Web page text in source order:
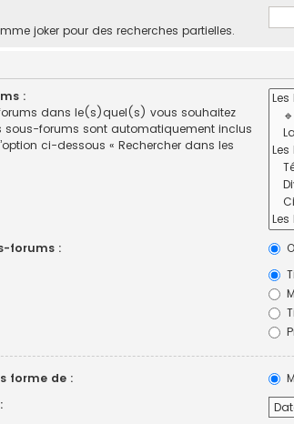
joker pour des recherches partielles.
:
dans le(s)quel(s) vous souhaitez
sous-forums sont automatiquement inclus
ci-dessous « Rechercher dans les
forums :
forme de :